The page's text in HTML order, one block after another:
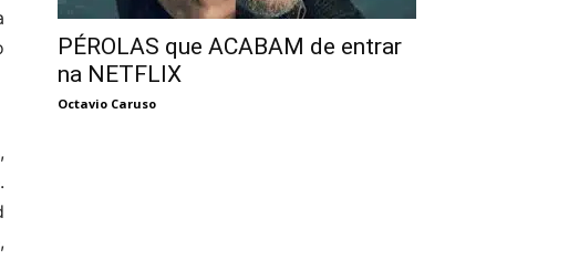
PÉROLAS que ACABAM de entrar
na NETFLIX
Octavio Caruso